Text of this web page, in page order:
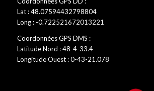
Lat : 48.07594432798804
Long : -0.722521672013221
Coordonnées GPS DMS :
Latitude Nord : 48-4-33.4
Longitude Ouest : 0-43-21.078